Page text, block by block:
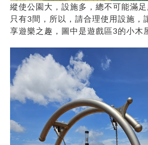
縱使公園大，設施多，總不可能滿
只有3間，所以，請合理使用設施，
享遊樂之趣，圖中是遊戲區3的小木